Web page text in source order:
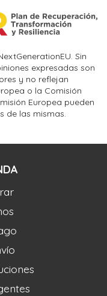
Sin
expresadas son
y no reflejan
o la Comisión
Europea pueden
de las mismas.